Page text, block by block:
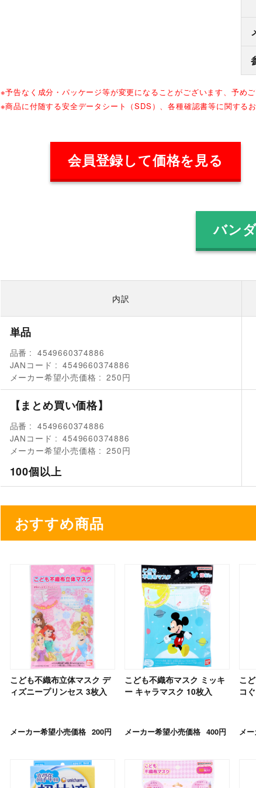
※予告なく成分・パッケージ等が変更になることがございます、予めご
※商品に付随する安全データシート（SDS）、各種確認書等に関する
会員登録して価格を見る
バン
内訳
単品
品番
4549660374886
JANコード
4549660374886
メーカー希望小売価格
250円
【まとめ買い価格】
品番
4549660374886
JANコード
4549660374886
メーカー希望小売価格
250円
100個以上
おすすめ商品
こども不織布立体マスク デ
ィズニープリンセス 3枚入
メーカー希望小売価格 200円
こども不織布マスク ミッキ
ー キャラマスク 10枚入
メーカー希望小売価格 400円
こ
コ
メ